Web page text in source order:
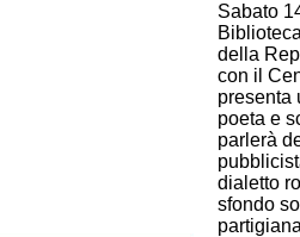
Sabato
della
con il
presenta
poeta e
parlerà
dialetto
sfondo